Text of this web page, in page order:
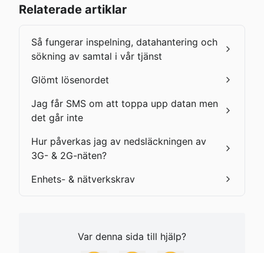
Relaterade artiklar
Så fungerar inspelning, datahantering och
sökning av samtal i vår tjänst
Glömt lösenordet
Jag får SMS om att toppa upp datan men
det går inte
Hur påverkas jag av nedsläckningen av
3G- & 2G-näten?
Enhets- & nätverkskrav
Var denna sida till hjälp?